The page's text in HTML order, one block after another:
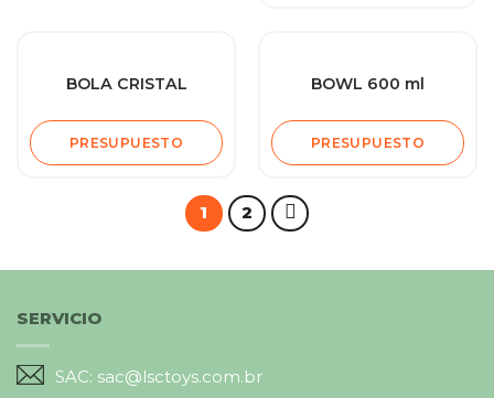
BOLA CRISTAL
PRESUPUESTO
BOWL 600 ml
PRESUPUESTO
1 2
SERVICIO
SAC: sac@lsctoys.com.br